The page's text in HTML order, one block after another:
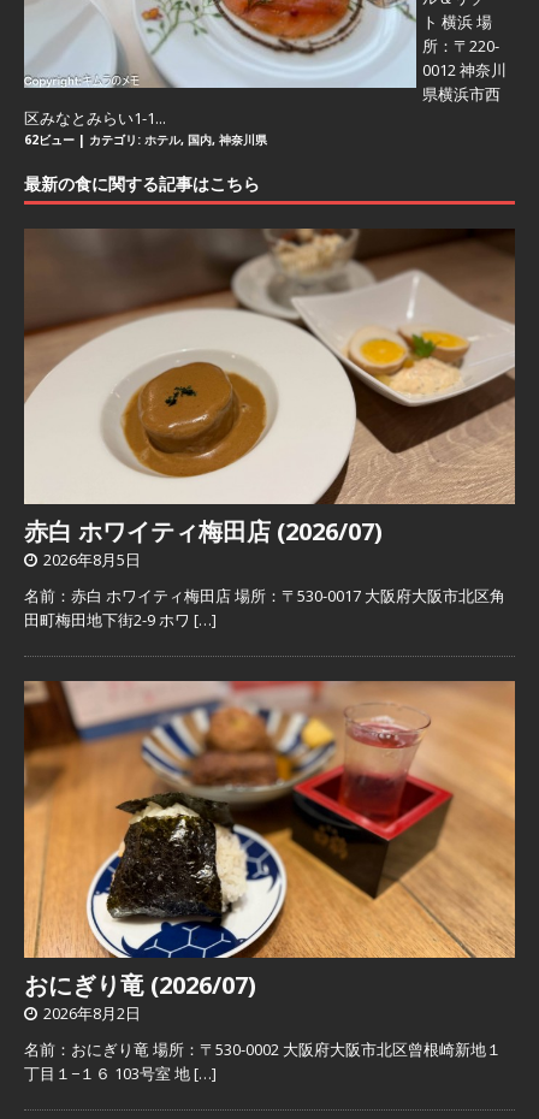
ト 横浜 場
所：〒220-
0012 神奈川
県横浜市西
区みなとみらい1-1...
62ビュー | カテゴリ: ホテル, 国内, 神奈川県
最新の食に関する記事はこちら
赤白 ホワイティ梅田店 (2026/07)
2026年8月5日
名前：赤白 ホワイティ梅田店 場所：〒530-0017 大阪府大阪市北区角
田町梅田地下街2-9 ホワ […]
おにぎり竜 (2026/07)
2026年8月2日
名前：おにぎり竜 場所：〒530-0002 大阪府大阪市北区曾根崎新地１
丁目１−１６ 103号室 地[…]